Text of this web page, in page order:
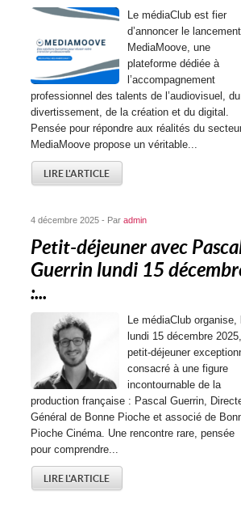
Le médiaClub est fier
d’annoncer le
MediaMoove, une
plateforme dédiée à
l’accompagnement
professionnel des talents de l’audiovisuel, du
divertissement, de la création et du digital.
Pensée pour répondre aux réalités du
MediaMoove propose un véritable...
LIRE L'ARTICLE
4 décembre 2025 - Paradmin
Petit-déjeuner avec
Guerrin lundi 15
:...
Le médiaClub organise,
lundi 15 décembre
petit-déjeuner
consacré à une figure
incontournable de la
production française : Pascal Guerrin,
Général de Bonne Pioche et associé de
Pioche Cinéma. Une rencontre rare, pensée
pour comprendre...
LIRE L'ARTICLE